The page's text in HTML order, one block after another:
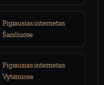
Pigiausias internetas
Šančiuose
Pigiausias internetas
Vytėnuose